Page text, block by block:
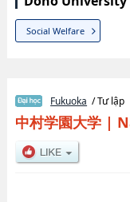
Social Welfare
Fukuoka / Tư lập
中村学園大学|